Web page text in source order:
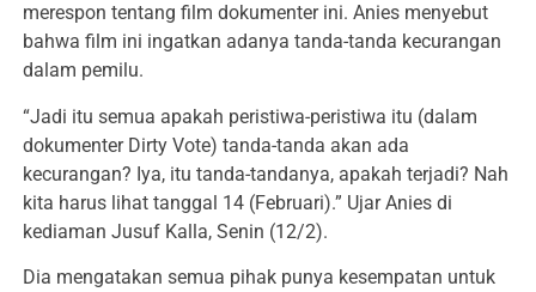
merespon tentang film dokumenter ini. Anies menyebut
bahwa film ini ingatkan adanya tanda-tanda kecurangan
dalam pemilu.
“Jadi itu semua apakah peristiwa-peristiwa itu (dalam
dokumenter Dirty Vote) tanda-tanda akan ada
kecurangan? Iya, itu tanda-tandanya, apakah terjadi? Nah
kita harus lihat tanggal 14 (Februari).” Ujar Anies di
kediaman Jusuf Kalla, Senin (12/2).
Dia mengatakan semua pihak punya kesempatan untuk